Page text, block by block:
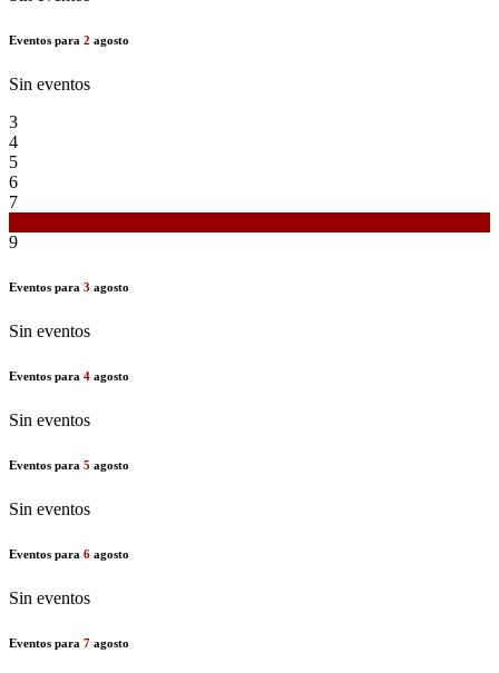
Eventos para 2 agosto
Sin eventos
3
4
5
6
7
9
Eventos para 3 agosto
Sin eventos
Eventos para 4 agosto
Sin eventos
Eventos para 5 agosto
Sin eventos
Eventos para 6 agosto
Sin eventos
Eventos para 7 agosto